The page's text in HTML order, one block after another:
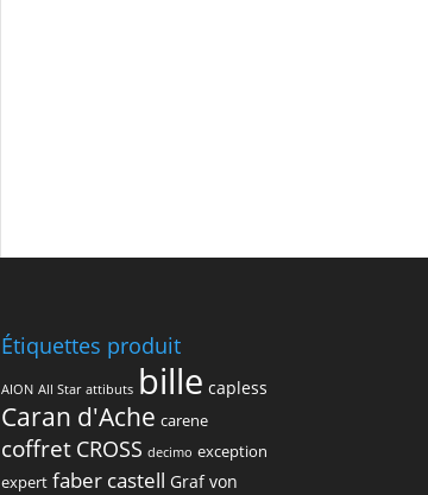
Étiquettes produit
AION All Star attibuts bille capless
Caran d'Ache carene
coffret CROSS decimo exception
expert faber castell Graf von